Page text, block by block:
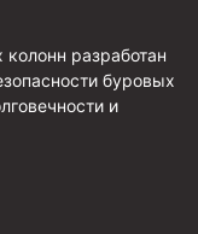
разработан
буровых
и